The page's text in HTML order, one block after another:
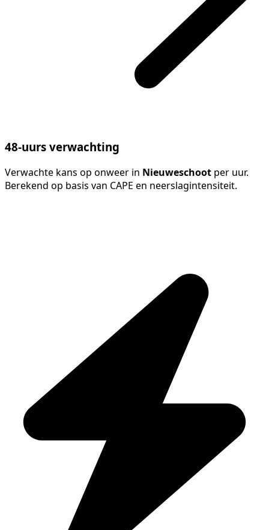
48-uurs verwachting
Verwachte kans op onweer in Nieuweschoot per uur.
Berekend op basis van CAPE en neerslagintensiteit.